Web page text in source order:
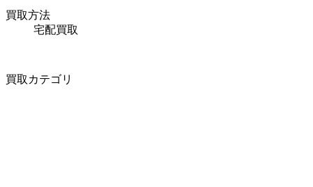
買取方法
宅配買取
買取カテゴリ